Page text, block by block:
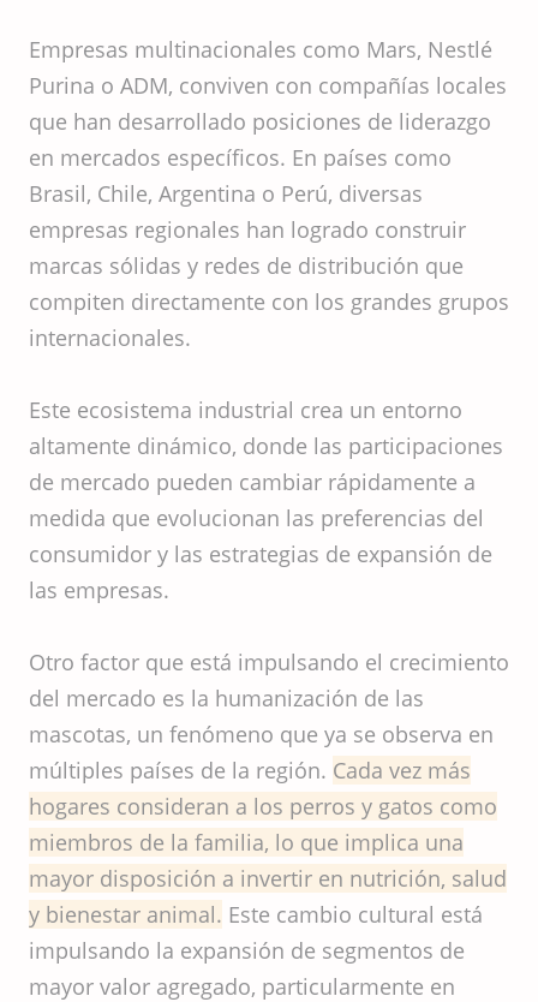
Empresas multinacionales como Mars, Nestlé
Purina o ADM, conviven con compañías locales
que han desarrollado posiciones de liderazgo
en mercados específicos. En países como
Brasil, Chile, Argentina o Perú, diversas
empresas regionales han logrado construir
marcas sólidas y redes de distribución que
compiten directamente con los grandes grupos
internacionales.
Este ecosistema industrial crea un entorno
altamente dinámico, donde las participaciones
de mercado pueden cambiar rápidamente a
medida que evolucionan las preferencias del
consumidor y las estrategias de expansión de
las empresas.
Otro factor que está impulsando el crecimiento
del mercado es la humanización de las
mascotas, un fenómeno que ya se observa en
múltiples países de la región. Cada vez más
hogares consideran a los perros y gatos como
miembros de la familia, lo que implica una
mayor disposición a invertir en nutrición, salud
y bienestar animal. Este cambio cultural está
impulsando la expansión de segmentos de
mayor valor agregado, particularmente en